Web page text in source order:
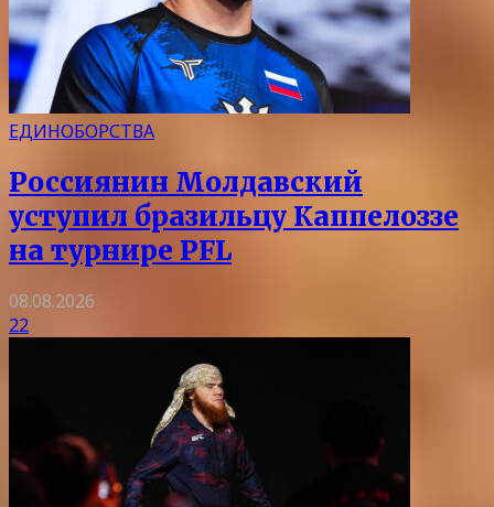
ЕДИНОБОРСТВА
Россиянин Молдавский
уступил бразильцу Каппелоззе
на турнире PFL
08.08.2026
22